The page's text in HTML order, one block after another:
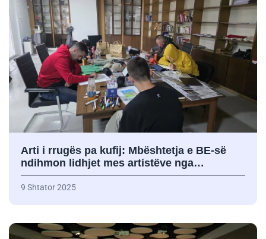
Arti i rrugës pa kufij: Mbështetja e BE-së
ndihmon lidhjet mes artistëve nga…
9 Shtator 2025